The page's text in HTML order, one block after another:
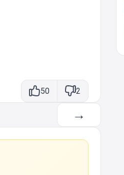
50 2
→